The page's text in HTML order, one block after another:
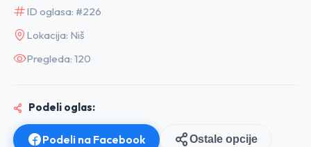
ID oglasa: #226
Lokacija: Niš
Pregleda: 120
Podeli oglas:
Podeli na Facebook Ostale opcije